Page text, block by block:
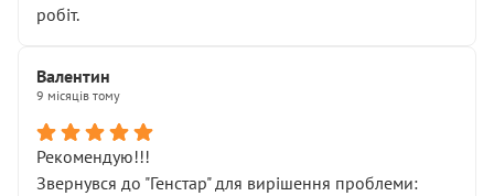
робіт.
Валентин
9 місяців тому
Рекомендую!!!
Звернувся до "Генстар" для вирішення проблеми: